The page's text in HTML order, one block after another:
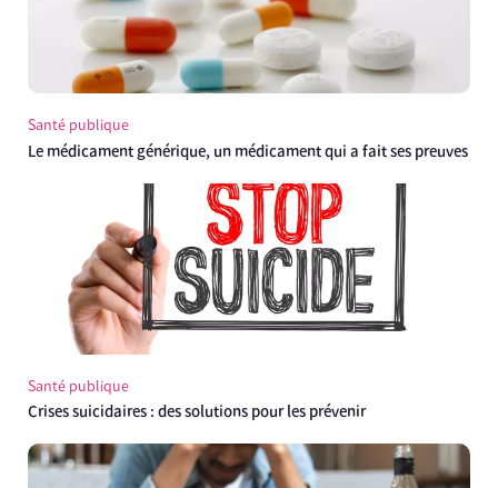
Santé publique
Le médicament générique, un médicament qui a fait ses preuves
Santé publique
Crises suicidaires : des solutions pour les prévenir